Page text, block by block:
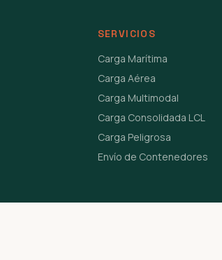
SERVICIOS
Carga Marítima
Carga Aérea
Carga Multimodal
Carga Consolidada LCL
Carga Peligrosa
Envío de Contenedores